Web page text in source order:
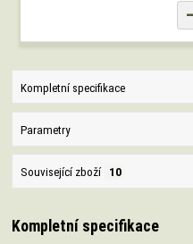
Kompletní specifikace
Parametry
Související zboží 10
Kompletní specifikace